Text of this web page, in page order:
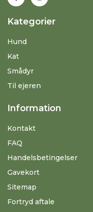
Kategorier
Hund
Kat
Smådyr
Til ejeren
Information
Kontakt
FAQ
Handelsbetingelser
Gavekort
Sitemap
Fortryd aftale